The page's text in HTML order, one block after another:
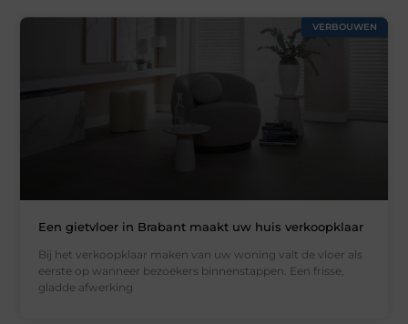
VERBOUWEN
Een gietvloer in Brabant maakt uw huis verkoopklaar
Bij het verkoopklaar maken van uw woning valt de vloer als
eerste op wanneer bezoekers binnenstappen. Een frisse,
gladde afwerking